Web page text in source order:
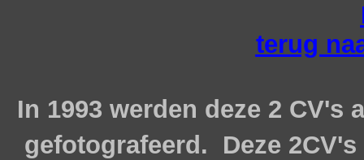
terug
In 1993 werden deze 2 CV's
gefotografeerd. Deze